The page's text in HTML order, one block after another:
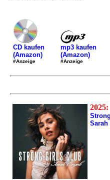
CD kaufen
(Amazon)
#Anzeige
mp3 kaufen
(Amazon)
#Anzeige
2025:
Sarah